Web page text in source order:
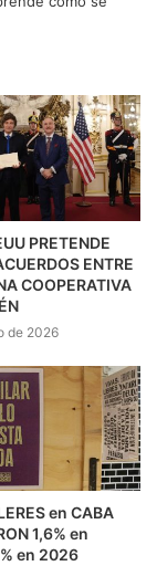
PRETENDE
ENTRE
COOPERATIVA
de 2026
en CABA
1,6% en
en 2026